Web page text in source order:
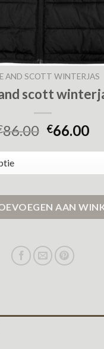
AND SCOTT WINTERJAS
scott
86.00 €66.00
AAN